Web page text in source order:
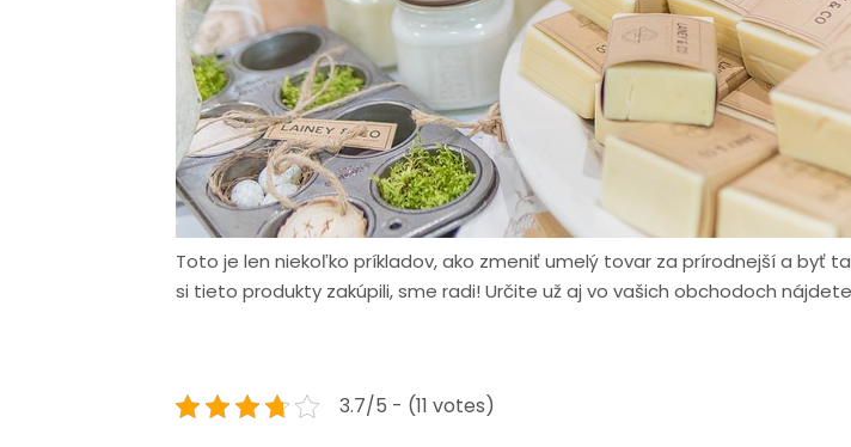
Toto je len niekoľko príkladov, ako zmeniť umelý tovar za prírodnejší a byť
si tieto produkty zakúpili, sme radi! Určite už aj vo vašich obchodoch
3.7/5 - (11 votes)